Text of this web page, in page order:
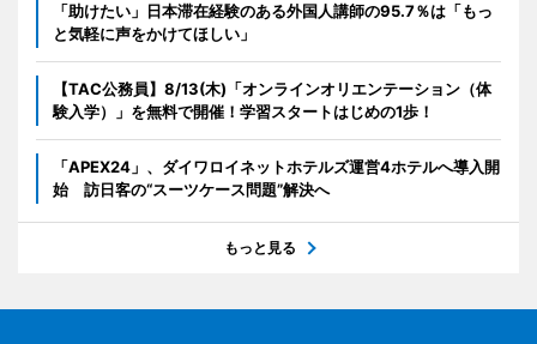
「助けたい」日本滞在経験のある外国人講師の95.7％は「もっ
と気軽に声をかけてほしい」
【TAC公務員】8/13(木)「オンラインオリエンテーション（体
験入学）」を無料で開催！学習スタートはじめの1歩！
「APEX24」、ダイワロイネットホテルズ運営4ホテルへ導入開
始 訪日客の“スーツケース問題”解決へ
もっと見る